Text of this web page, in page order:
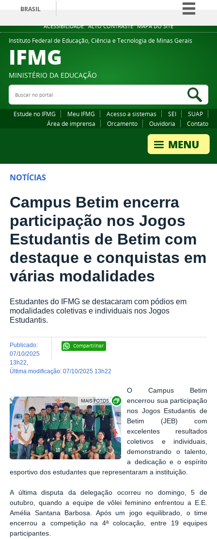
ACESSIBILIDADE ALTO CONTRASTE MAPA DO SITE
BRASIL
Simplifique!
Comunica BR
Legislação
Instituto Federal de Educação, Ciência e Tecnologia de Minas Gerais
IFMG
MINISTÉRIO DA EDUCAÇÃO
Buscar no portal
Estude no IFMG Meu IFMG Acesso a sistemas SEI
SUAP
Área de imprensa
Orcamento Ouvidoria Contato
NOTÍCIAS
Campus Betim encerra
participação nos Jogos
Estudantis de Betim com
destaque e conquistas em
várias modalidades
Estudantes do IFMG se destacaram com pódios em
modalidades coletivas e individuais nos Jogos
Estudantis.
Compartilhar
publicado:
07/10/2025
13h22
última modificação: 07/10/2025 13h22
Exibir carrossel de imagens
O Campus Betim
encerrou sua participação
nos Jogos Estudantis de
Betim (JEB) com
excelentes resultados
coletivos e individuais,
demonstrando o talento,
a dedicação e o espírito
esportivo dos estudantes que representaram a instituição.
A última disputa da delegação ocorreu no domingo, 5 de
outubro, quando a equipe de vôlei feminino enfrentou a E.E.
Amélia Santana Barbosa. Após um jogo equilibrado, o time
encerrou a competição na 4ª colocação, entre 19 equipes
participantes.